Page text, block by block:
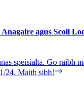
agus Scoil
speisialta. Go raibh
24. Maith sibh!